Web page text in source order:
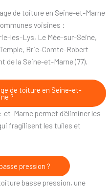
de toiture en Seine-et-Marne
voisines :
les-Lys, Le Mée-sur-Seine,
Brie-Comte-Robert
de la Seine-et-Marne (77).
de toiture en Seine-et-
?
Marne permet d’éliminer les
fragilisent les tuiles et
pression ?
basse pression, une